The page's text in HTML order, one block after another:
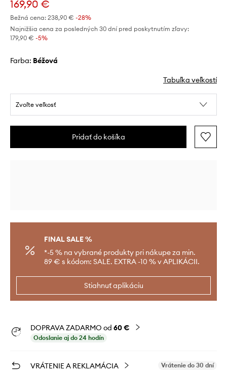
169,90 €
Bežná cena: 238,90 € -28%
Najnižšia cena za posledných 30 dní pred poskytnutím zľavy:
179,90 € -5%
Farba: béžová
Tabuľka veľkostí
Zvoľte veľkosť
Pridať do košíka
FINAL SALE %
*-5 % na vybrané produkty pri nákupe za min.
89 € s kódom: SALE. EXTRA -10 % v APLIKÁCII.
Stiahnuť aplikáciu
DOPRAVA ZADARMO od 60 €
Odoslanie aj do 24 hodín
VRÁTENIE A REKLAMÁCIA Vrátenie do 30 dní